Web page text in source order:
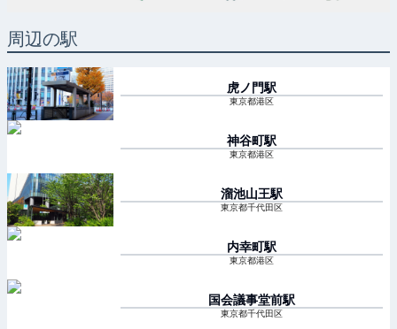
周辺の駅
虎ノ門駅
東京都港区
神谷町駅
東京都港区
溜池山王駅
東京都千代田区
内幸町駅
東京都港区
国会議事堂前駅
東京都千代田区